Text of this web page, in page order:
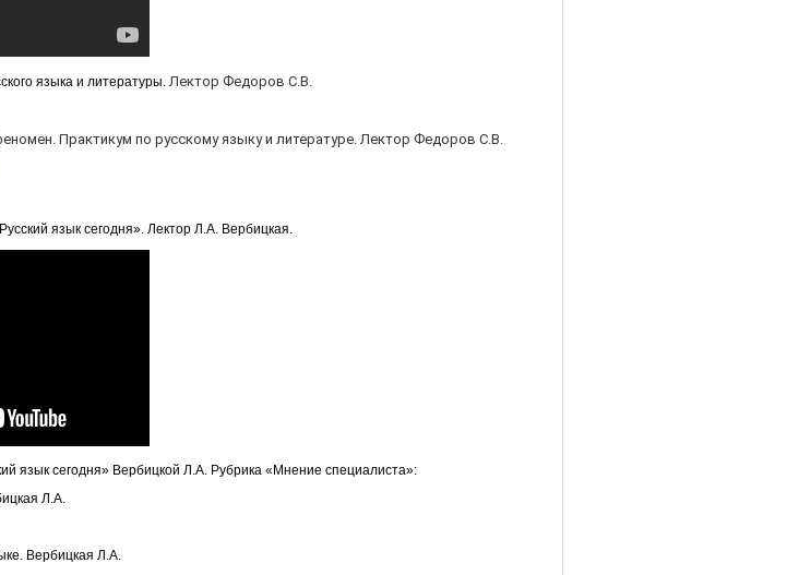
языка и литературы. Лектор Федоров С.В.
Практикум по русскому языку и литературе. Лектор Федоров С.В.
язык сегодня». Лектор Л.А. Вербицкая.
язык сегодня» Вербицкой Л.А. Рубрика «Мнение специалиста»:
Л.А.
Вербицкая Л.А.